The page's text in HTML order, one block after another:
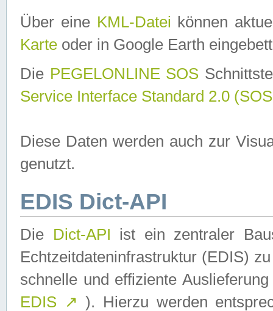
Über eine KML-Datei können
Karte oder in Google Earth
Die PEGELONLINE SOS
Service Interface Standard 2.0
Diese Daten werden auch zur
genutzt.
EDIS Dict-API
Die Dict-API ist ein zentraler
Echtzeitdateninfrastruktur (EDIS)
schnelle und effiziente
EDIS ↗ ). Hierzu werden